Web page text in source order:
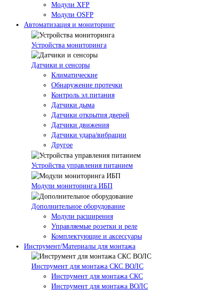
Модули XFP
Модули OSFP
Автоматизация и мониторинг
Устройства мониторинга
Датчики и сенсоры
Климатические
Обнаружение протечки
Контроль эл.питания
Датчики дыма
Датчики открытия дверей
Датчики движения
Датчики удара/вибрации
Другое
Устройства управления питанием
Модули мониторинга ИБП
Дополнительное оборудование
Модули расширения
Управляемые розетки и реле
Комплектующие и аксессуары
Инструмент/Материалы для монтажа
Инструмент для монтажа СКС ВОЛС
Инструмент для монтажа СКС
Инструмент для монтажа ВОЛС